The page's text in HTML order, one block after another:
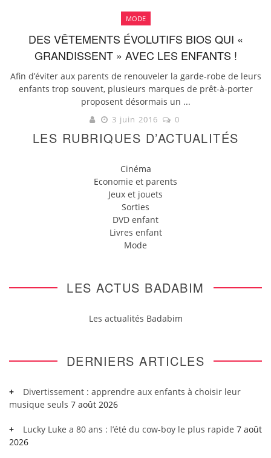
MODE
DES VÊTEMENTS ÉVOLUTIFS BIOS QUI «
GRANDISSENT » AVEC LES ENFANTS !
Afin d’éviter aux parents de renouveler la garde-robe de leurs
enfants trop souvent, plusieurs marques de prêt-à-porter
proposent désormais un ...
3 juin 2016 0
LES RUBRIQUES D’ACTUALITÉS
Cinéma
Economie et parents
Jeux et jouets
Sorties
DVD enfant
Livres enfant
Mode
LES ACTUS BADABIM
Les actualités Badabim
DERNIERS ARTICLES
Divertissement : apprendre aux enfants à choisir leur
musique seuls 7 août 2026
Lucky Luke a 80 ans : l’été du cow-boy le plus rapide 7 août
2026